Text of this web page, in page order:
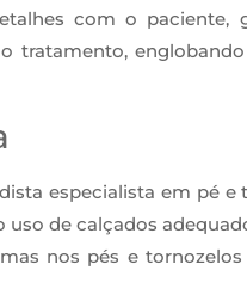
com o
tratamento,
especialista em pé
de calçados
nos pés e